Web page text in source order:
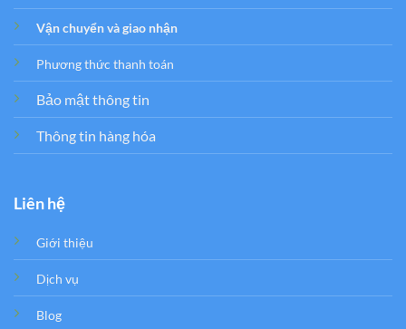
Vận chuyển và giao nhận
Phương thức thanh toán
Bảo mật thông tin
Thông tin hàng hóa
Liên hệ
Giới thiệu
Dịch vụ
Blog